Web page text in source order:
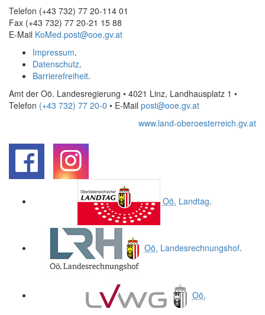
Telefon (+43 732) 77 20-114 01
Fax (+43 732) 77 20-21 15 88
E-Mail KoMed.post@ooe.gv.at
Impressum.
Datenschutz.
Barrierefreiheit.
Amt der Oö. Landesregierung • 4021 Linz, Landhausplatz 1 •
Telefon (+43 732) 77 20-0 • E-Mail post@ooe.gv.at
www.land-oberoesterreich.gv.at
Oö. Landtag.
Oö. Landesrechnungshof.
Oö.